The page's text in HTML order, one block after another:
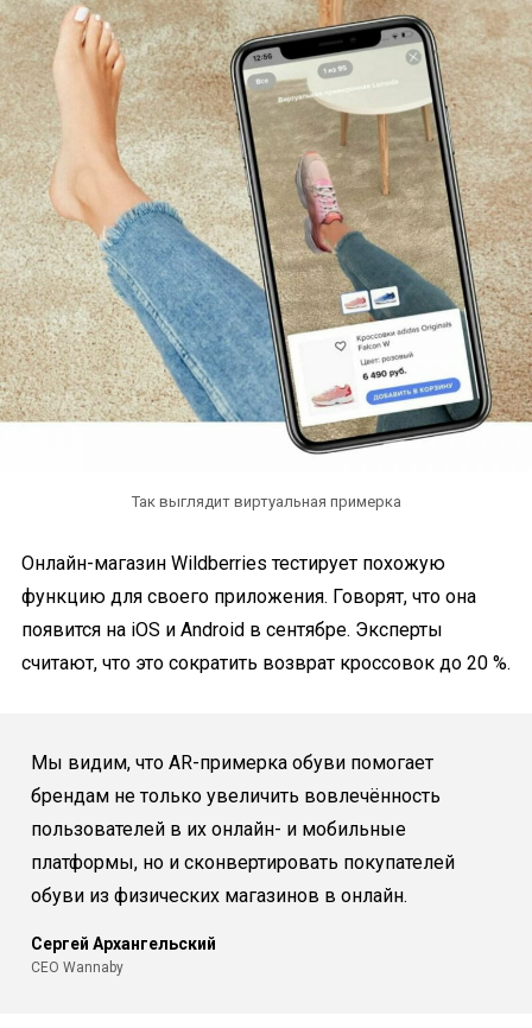
Так выглядит виртуальная примерка
Онлайн-магазин Wildberries тестирует похожую
функцию для своего приложения. Говорят, что она
появится на iOS и Android в сентябре. Эксперты
считают, что это сократить возврат кроссовок до 20 %.
Мы видим, что AR-примерка обуви помогает
брендам не только увеличить вовлечённость
пользователей в их онлайн- и мобильные
платформы, но и сконвертировать покупателей
обуви из физических магазинов в онлайн.
Сергей Архангельский
CEO Wannaby